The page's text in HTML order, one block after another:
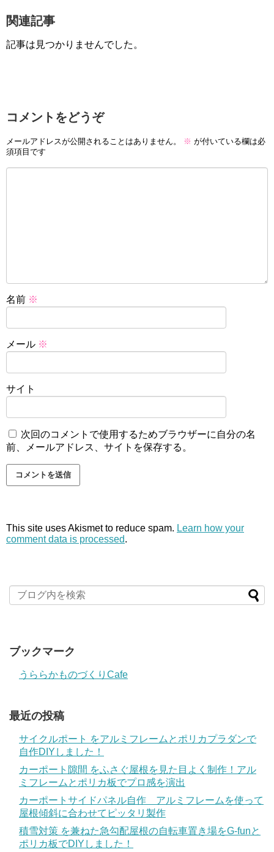
関連記事
記事は見つかりませんでした。
コメントをどうぞ
メールアドレスが公開されることはありません。 ※ が付いている欄は必
須項目です
名前 ※
メール ※
サイト
次回のコメントで使用するためブラウザーに自分の名
前、メールアドレス、サイトを保存する。
This site uses Akismet to reduce spam. Learn how your
comment data is processed.
ブックマーク
うららかものづくりCafe
最近の投稿
サイクルポート をアルミフレームとポリカプラダンで
自作DIYしました！
カーポート隙間 をふさぐ屋根を見た目よく制作！アル
ミフレームとポリカ板でプロ感を演出
カーポートサイドパネル自作 アルミフレームを使って
屋根傾斜に合わせてピッタリ製作
積雪対策 を兼ねた急勾配屋根の自転車置き場をG-funと
ポリカ板でDIYしました！